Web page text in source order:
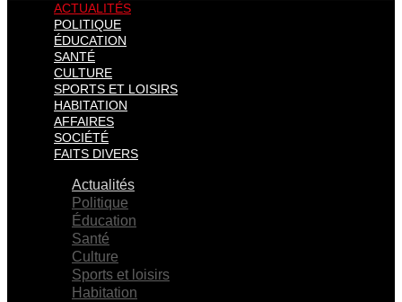
ACTUALITÉS
POLITIQUE
ÉDUCATION
SANTÉ
CULTURE
SPORTS ET LOISIRS
HABITATION
AFFAIRES
SOCIÉTÉ
FAITS DIVERS
Actualités
Politique
Éducation
Santé
Culture
Sports et loisirs
Habitation